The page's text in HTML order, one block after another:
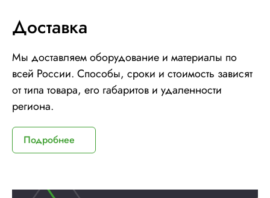
Доставка
Мы доставляем оборудование и материалы по
всей России. Способы, сроки и стоимость зависят
от типа товара, его габаритов и удаленности
региона.
Подробнее